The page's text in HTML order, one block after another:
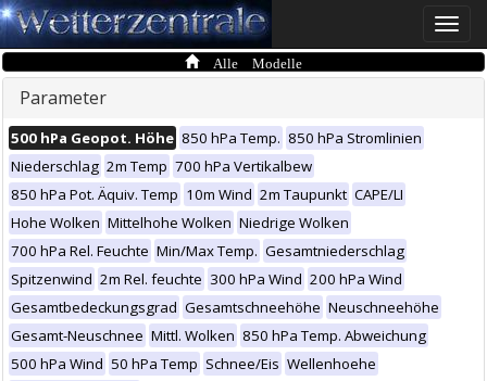
Toggle
Alle Modelle
Parameter
500 hPa Geopot. Höhe 850 hPa Temp. 850 hPa Stromlinien
Niederschlag 2m Temp 700 hPa Vertikalbew
850 hPa Pot. Äquiv. Temp 10m Wind 2m Taupunkt CAPE/LI
Hohe Wolken Mittelhohe Wolken Niedrige Wolken
700 hPa Rel. Feuchte Min/Max Temp. Gesamtniederschlag
Spitzenwind 2m Rel. feuchte 300 hPa Wind 200 hPa Wind
Gesamtbedeckungsgrad Gesamtschneehöhe Neuschneehöhe
Gesamt-Neuschnee Mittl. Wolken 850 hPa Temp. Abweichung
500 hPa Wind 50 hPa Temp Schnee/Eis Wellenhoehe